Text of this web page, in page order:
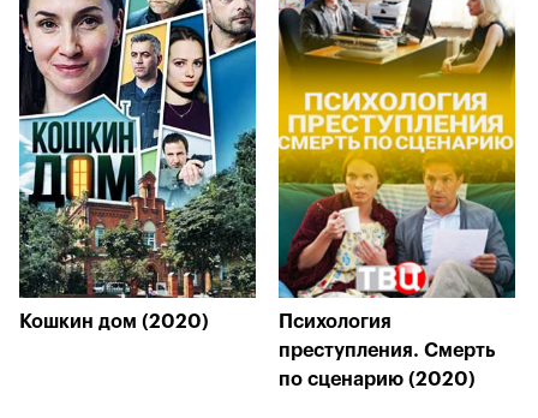
Кошкин дом (2020)
Психология
преступления. Смерть
по сценарию (2020)